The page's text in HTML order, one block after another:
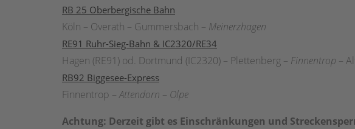
RB 25 Oberbergische Bahn
Köln – Overath – Gummersbach – Meinerzhagen
RE91 Ruhr-Sieg-Bahn & IC2320/RE34
Hagen (RE91) od. Dortmund (IC2320) – Plettenberg – Finnentrop –
RB92 Biggesee-Express
Finnentrop –Attendorn – Olpe
Achtung: Derzeit gibt es Einschränkungen und